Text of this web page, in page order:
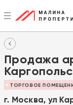
Продажа
ТОРГОВОЕ
г. Москва, ул